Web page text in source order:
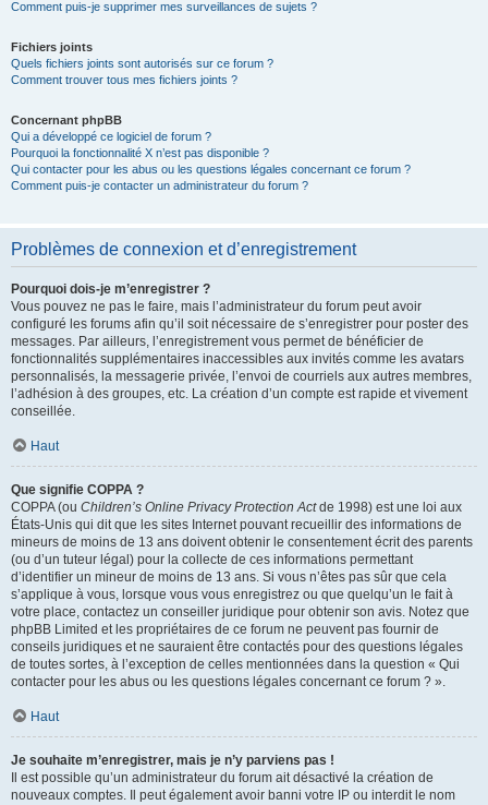
Comment puis-je supprimer mes surveillances de sujets ?
Fichiers joints
Quels fichiers joints sont autorisés sur ce forum ?
Comment trouver tous mes fichiers joints ?
Concernant phpBB
Qui a développé ce logiciel de forum ?
Pourquoi la fonctionnalité X n’est pas disponible ?
Qui contacter pour les abus ou les questions légales concernant ce forum ?
Comment puis-je contacter un administrateur du forum ?
Problèmes de connexion et d’enregistrement
Pourquoi dois-je m’enregistrer ?
Vous pouvez ne pas le faire, mais l’administrateur du forum peut avoir
configuré les forums afin qu’il soit nécessaire de s’enregistrer pour poster des
messages. Par ailleurs, l’enregistrement vous permet de bénéficier de
fonctionnalités supplémentaires inaccessibles aux invités comme les avatars
personnalisés, la messagerie privée, l’envoi de courriels aux autres membres,
l’adhésion à des groupes, etc. La création d’un compte est rapide et vivement
conseillée.
Haut
Que signifie COPPA ?
COPPA (ou Children’s Online Privacy Protection Actde 1998) est une loi aux
États-Unis qui dit que les sites Internet pouvant recueillir des informations de
mineurs de moins de 13 ans doivent obtenir le consentement écrit des parents
(ou d’un tuteur légal) pour la collecte de ces informations permettant
d’identifier un mineur de moins de 13 ans. Si vous n’êtes pas sûr que cela
s’applique à vous, lorsque vous vous enregistrez ou que quelqu’un le fait à
votre place, contactez un conseiller juridique pour obtenir son avis. Notez que
phpBB Limited et les propriétaires de ce forum ne peuvent pas fournir de
conseils juridiques et ne sauraient être contactés pour des questions légales
de toutes sortes, à l’exception de celles mentionnées dans la question « Qui
contacter pour les abus ou les questions légales concernant ce forum ? ».
Haut
Je souhaite m’enregistrer, mais je n’y parviens pas !
Il est possible qu’un administrateur du forum ait désactivé la création de
nouveaux comptes. Il peut également avoir banni votre IP ou interdit le nom